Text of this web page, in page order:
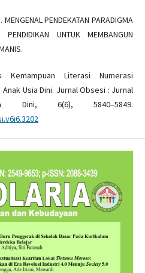
PENDEKATAN PARADIGMA
UNTUK MEMBANGUN
Kemampuan Literasi Numerasi
Usia Dini. Jurnal Obsesi : Jurnal
Dini, 6(6), 5840–5849.